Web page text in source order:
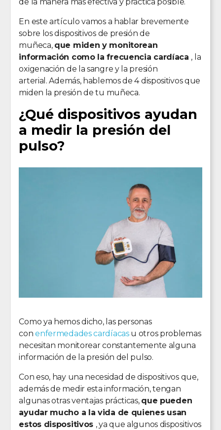
En este artículo vamos a hablar brevemente
sobre los dispositivos de presión de
muñeca, que miden y monitorean
información como la frecuencia cardíaca , la
oxigenación de la sangre y la presión
arterial. Además, hablemos de 4 dispositivos que
miden la presión de tu muñeca.
¿Qué dispositivos ayudan
a medir la presión del
pulso?
Como ya hemos dicho, las personas
conenfermedades cardíacasu otros problemas
necesitan monitorear constantemente alguna
información de la presión del pulso.
Con eso, hay una necesidad de dispositivos que,
además de medir esta información, tengan
algunas otras ventajas prácticas, que pueden
ayudar mucho a la vida de quienes usan
estos dispositivos , ya que algunos dispositivos